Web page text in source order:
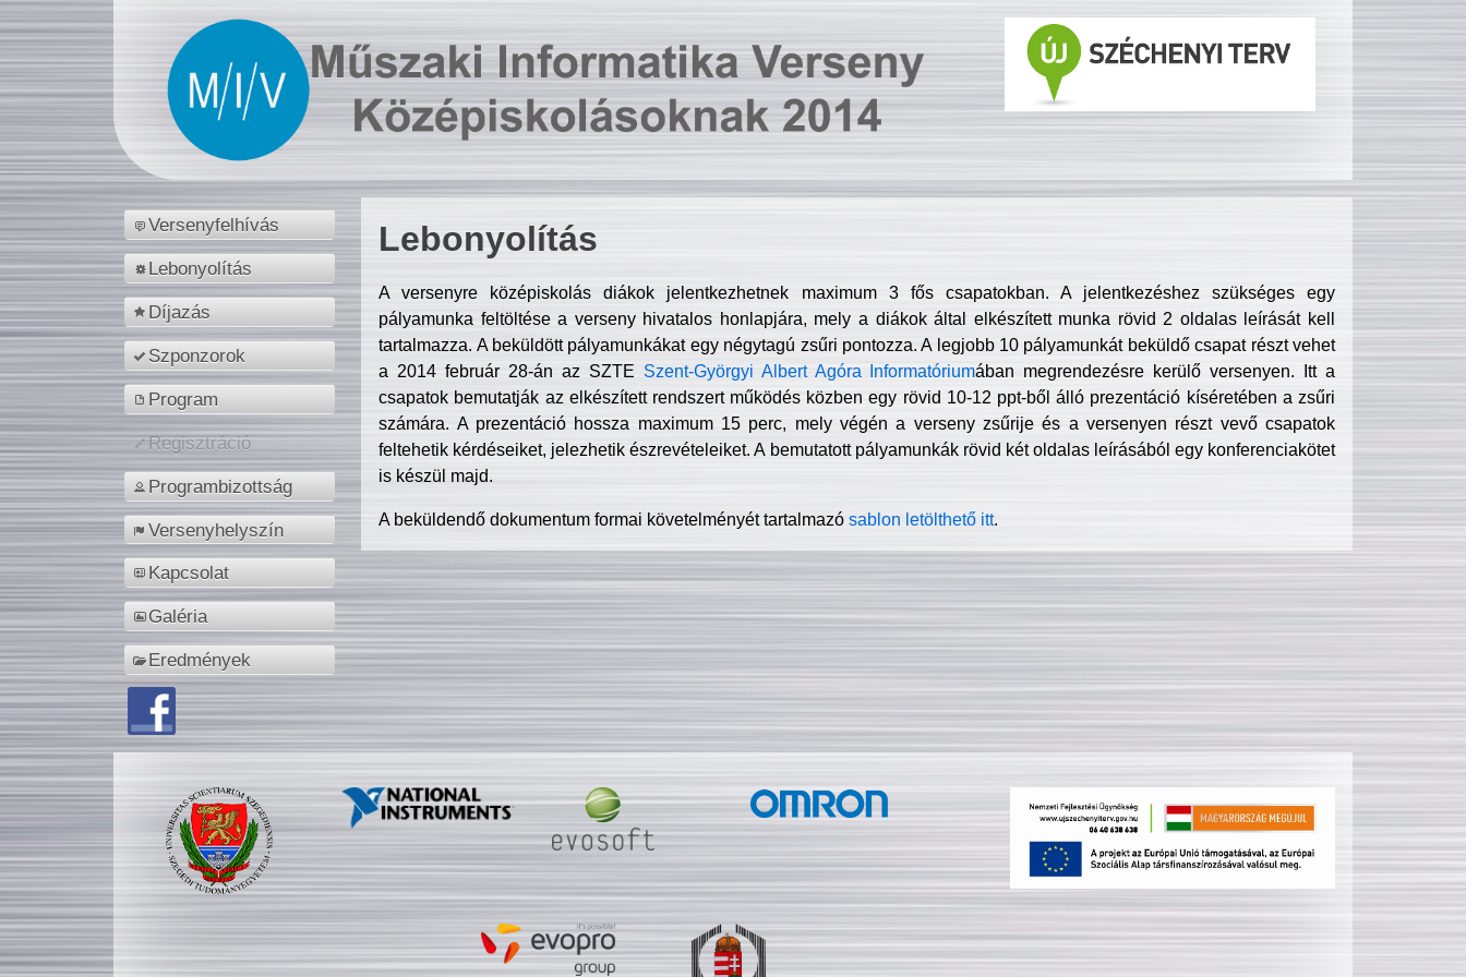
Versenyfelhívás
Lebonyolítás
Díjazás
Szponzorok
Program
Regisztráció
Programbizottság
Versenyhelyszín
Kapcsolat
Galéria
Eredmények
Lebonyolítás
A versenyre középiskolás diákok jelentkezhetnek maximum 3 fős csapatokban. A jelentkezéshez szükséges egy
pályamunka feltöltése a verseny hivatalos honlapjára, mely a diákok által elkészített munka rövid 2 oldalas leírását kell
tartalmazza. A beküldött pályamunkákat egy négytagú zsűri pontozza. A legjobb 10 pályamunkát beküldő csapat részt vehet
a 2014 február 28-án az SZTE Szent-Györgyi Albert Agóra Informatóriumában megrendezésre kerülő versenyen. Itt a
csapatok bemutatják az elkészített rendszert működés közben egy rövid 10-12 ppt-ből álló prezentáció kíséretében a zsűri
számára. A prezentáció hossza maximum 15 perc, mely végén a verseny zsűrije és a versenyen részt vevő csapatok
feltehetik kérdéseiket, jelezhetik észrevételeiket. A bemutatott pályamunkák rövid két oldalas leírásából egy konferenciakötet
is készül majd.
A beküldendő dokumentum formai követelményét tartalmazósablon letölthető itt.